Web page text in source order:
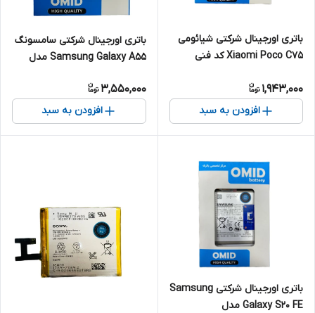
باتری اورجینال شرکتی شیائومی
Xiaomi Poco C75 کد فنی
1,943,000
افزودن به سبد
باتری اورجینال شرکتی سامسونگ
Samsung Galaxy A55 مدل
3,550,000
افزودن به سبد
باتری اورجینال شرکتی Samsung
Galaxy S20 FE مدل